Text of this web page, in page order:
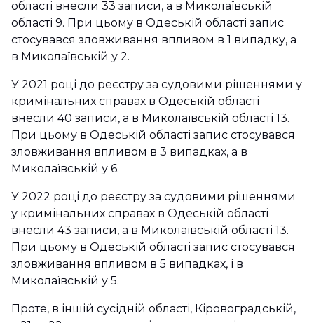
області внесли 33 записи, а в Миколаївській
області 9. При цьому в Одеській області запис
стосувався зловживання впливом в 1 випадку, а
в Миколаївській у 2.
У 2021 році до реєстру за судовими рішеннями у
кримінальних справах в Одеській області
внесли 40 записи, а в Миколаївській області 13.
При цьому в Одеській області запис стосувався
зловживання впливом в 3 випадках, а в
Миколаївській у 6.
У 2022 році до реєстру за судовими рішеннями
у кримінальних справах в Одеській області
внесли 43 записи, а в Миколаївській області 13.
При цьому в Одеській області запис стосувався
зловживання впливом в 5 випадках, і в
Миколаївській у 5.
Проте, в іншій сусідній області, Кіровоградській,